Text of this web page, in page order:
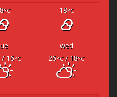
°C 18°C
wed
16°C 26°C/ 18°C